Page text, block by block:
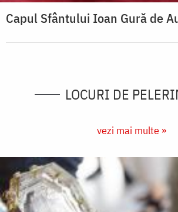
Capul Sfântului Ioan Gură de
LOCURI DE
vezi mai multe »